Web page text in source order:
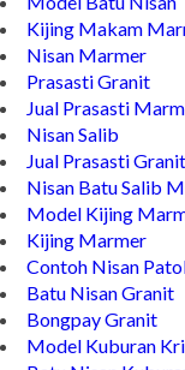
Batu Nisan Granit
Model Batu Nisan
Kijing Makam
Nisan Marmer
Prasasti Granit
Jual Prasasti
Nisan Salib
Jual Prasasti Granit
Nisan Batu Salib
Model Kijing
Kijing Marmer
Contoh Nisan Patok
Batu Nisan Granit
Bongpay Granit